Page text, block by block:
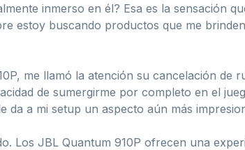
inmerso en él? Esa es la sensación
estoy buscando productos que me
me llamó la atención su cancelación de
de sumergirme por completo en el
da a mi setup un aspecto aún más
Los JBL Quantum 910P ofrecen una